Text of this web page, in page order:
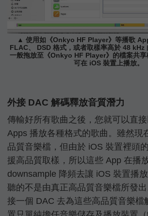
▲ 使用如《Onkyo HF Player》等播歌
FLAC、 DSD 格式，或者取樣率高於 48 kHz
一般拖放至《Onkyo HF Player》的檔案共
可在 iOS 裝置上播放。
外接 DAC 解碼釋放音質潛力
傳輸好所有歌曲之後，您就可以直
Apps 播放各種格式的歌曲。雖然現
品質音樂檔，但由於 iOS 裝置裡頭
援高品質取樣，所以這些 App 在播
downsample 降頻去讓 iOS 裝置播
聽的不是由真正高品質音樂檔所發
接一個 DAC 去為這些高品質音樂檔